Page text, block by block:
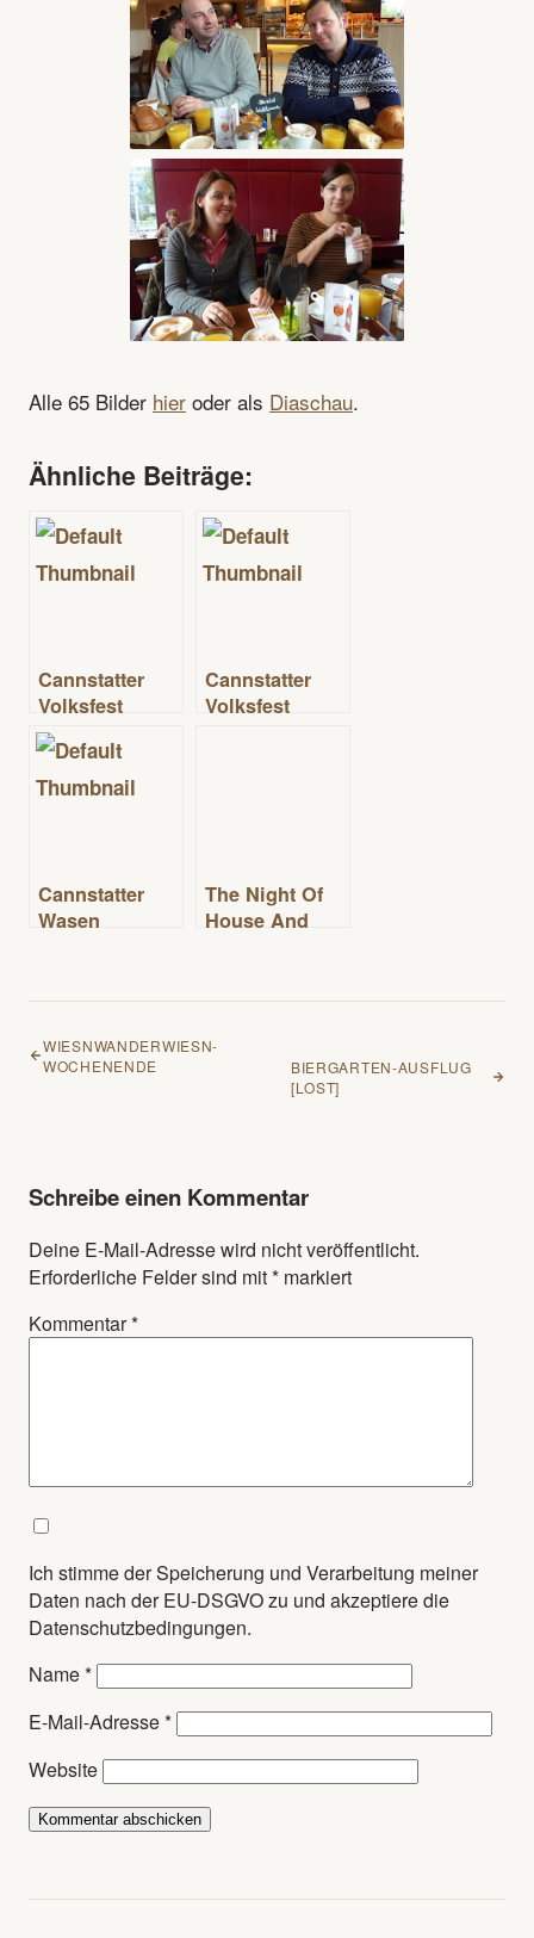
Alle 65 Bilder hier oder als Diaschau.
Ähnliche Beiträge:
Cannstatter
Volksfest
Cannstatter
Volksfest
Cannstatter
Wasen
The Night Of
House And
WIESNWANDERWIESN-
WOCHENENDE
BIERGARTEN-AUSFLUG
[LOST]
Schreibe einen Kommentar
Deine E-Mail-Adresse wird nicht veröffentlicht.
Erforderliche Felder sind mit* markiert
Kommentar*
Ich stimme der Speicherung und Verarbeitung meiner
Daten nach der EU-DSGVO zu und akzeptiere die
Datenschutzbedingungen.
Name*
E-Mail-Adresse*
Website